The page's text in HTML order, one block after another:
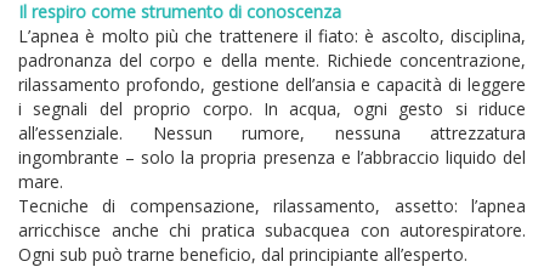
Il respiro come strumento di conoscenza
L’apnea è molto più che trattenere il fiato: è ascolto, disciplina,
padronanza del corpo e della mente. Richiede concentrazione,
rilassamento profondo, gestione dell’ansia e capacità di leggere
i segnali del proprio corpo. In acqua, ogni gesto si riduce
all’essenziale. Nessun rumore, nessuna attrezzatura
ingombrante – solo la propria presenza e l’abbraccio liquido del
mare.
Tecniche di compensazione, rilassamento, assetto: l’apnea
arricchisce anche chi pratica subacquea con autorespiratore.
Ogni sub può trarne beneficio, dal principiante all’esperto.